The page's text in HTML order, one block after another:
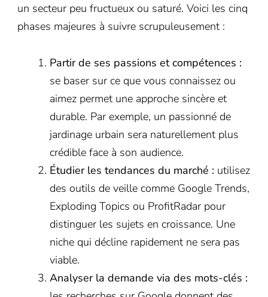
un secteur peu fructueux ou saturé. Voici les cinq
phases majeures à suivre scrupuleusement :
Partir de ses passions et compétences :
se baser sur ce que vous connaissez ou
aimez permet une approche sincère et
durable. Par exemple, un passionné de
jardinage urbain sera naturellement plus
crédible face à son audience.
Étudier les tendances du marché : utilisez
des outils de veille comme Google Trends,
Exploding Topics ou ProfitRadar pour
distinguer les sujets en croissance. Une
niche qui décline rapidement ne sera pas
viable.
Analyser la demande via des mots-clés :